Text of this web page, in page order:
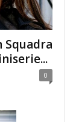
Squadra
0